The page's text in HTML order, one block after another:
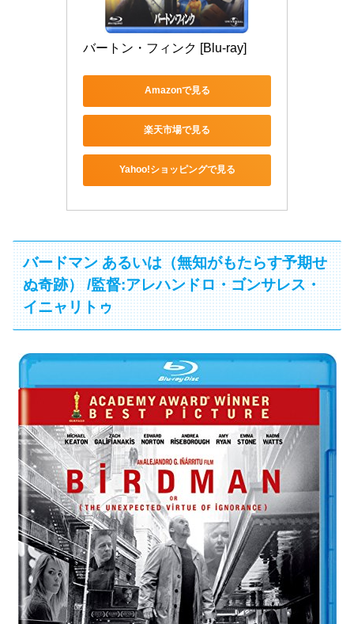
バートン・フィンク [Blu-ray]
Amazonで見る
楽天市場で見る
Yahoo!ショッピングで見る
バードマン あるいは（無知がもたらす予期せ
ぬ奇跡） /監督:アレハンドロ・ゴンサレス・
イニャリトゥ